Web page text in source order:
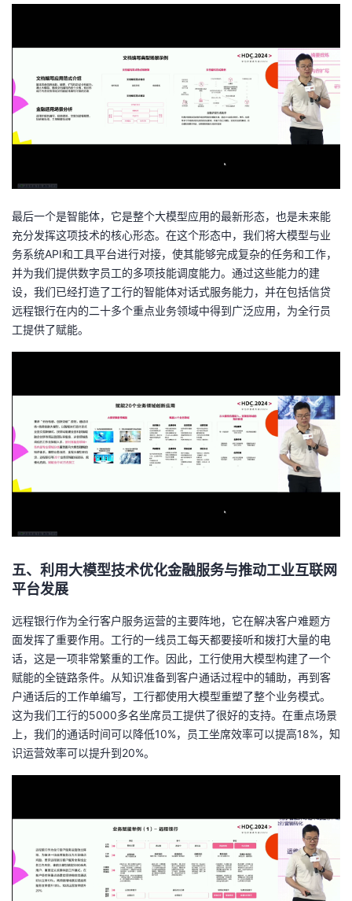
最后一个是智能体，它是整个大模型应用的最新形态，也是未来能
充分发挥这项技术的核心形态。在这个形态中，我们将大模型与业
务系统API和工具平台进行对接，使其能够完成复杂的任务和工作，
并为我们提供数字员工的多项技能调度能力。通过这些能力的建
设，我们已经打造了工行的智能体对话式服务能力，并在包括信贷
远程银行在内的二十多个重点业务领域中得到广泛应用，为全行员
工提供了赋能。
五、利用大模型技术优化金融服务与推动工业互联网
平台发展
远程银行作为全行客户服务运营的主要阵地，它在解决客户难题方
面发挥了重要作用。工行的一线员工每天都要接听和拨打大量的电
话，这是一项非常繁重的工作。因此，工行使用大模型构建了一个
赋能的全链路条件。从知识准备到客户通话过程中的辅助，再到客
户通话后的工作单编写，工行都使用大模型重塑了整个业务模式。
这为我们工行的5000多名坐席员工提供了很好的支持。在重点场景
上，我们的通话时间可以降低10%，员工坐席效率可以提高18%，知
识运营效率可以提升到20%。